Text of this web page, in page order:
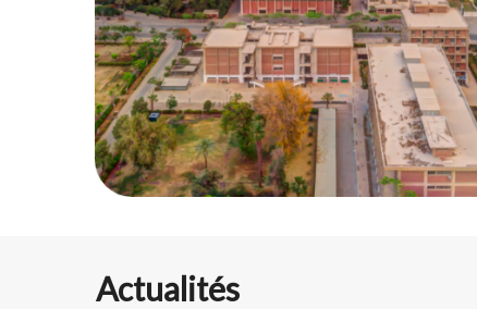
Actualités